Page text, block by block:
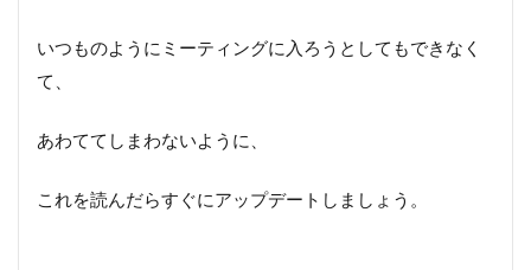
いつものようにミーティングに入ろうとしてもできなく
て、
あわててしまわないように、
これを読んだらすぐにアップデートしましょう。